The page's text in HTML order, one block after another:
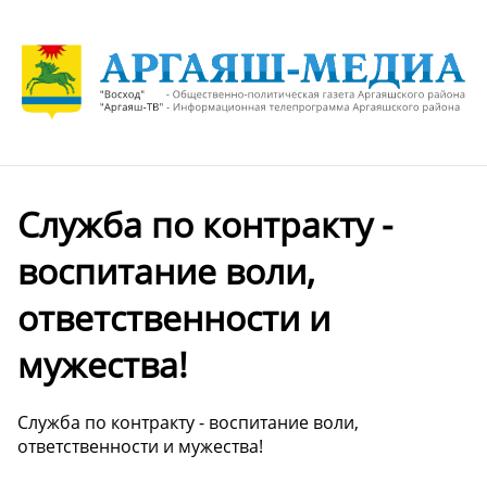
Служба по контракту -
воспитание воли,
ответственности и
мужества!
Служба по контракту - воспитание воли,
ответственности и мужества!